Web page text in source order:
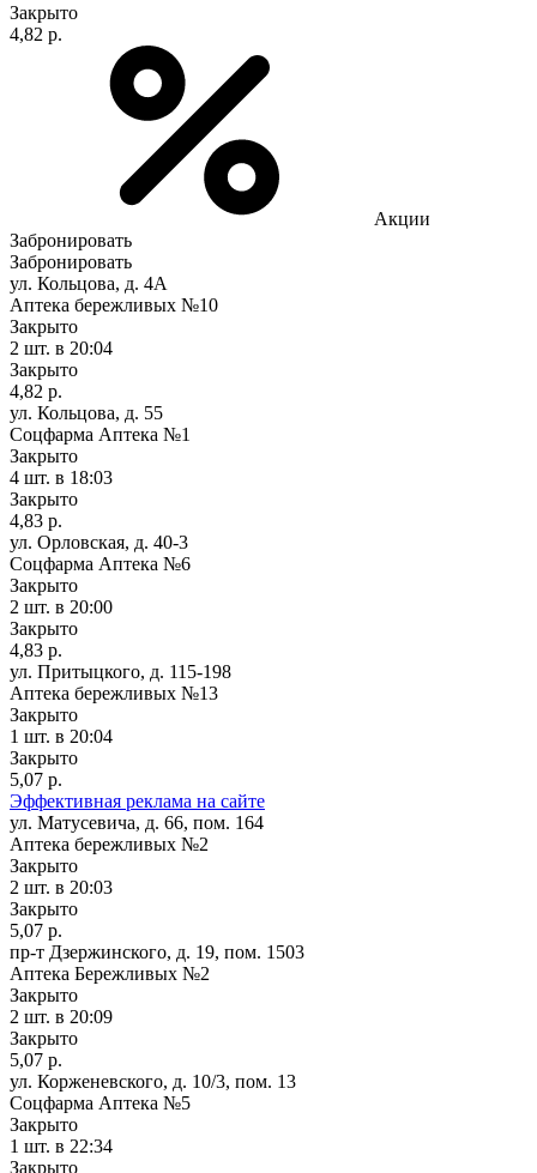
Закрыто
4,82 р.
Акции
Забронировать
Забронировать
ул. Кольцова, д. 4А
Аптека бережливых №10
Закрыто
2 шт. в 20:04
Закрыто
4,82 р.
ул. Кольцова, д. 55
Соцфарма Аптека №1
Закрыто
4 шт. в 18:03
Закрыто
4,83 р.
ул. Орловская, д. 40-3
Соцфарма Аптека №6
Закрыто
2 шт. в 20:00
Закрыто
4,83 р.
ул. Притыцкого, д. 115-198
Аптека бережливых №13
Закрыто
1 шт. в 20:04
Закрыто
5,07 р.
Эффективная реклама на сайте
ул. Матусевича, д. 66, пом. 164
Аптека бережливых №2
Закрыто
2 шт. в 20:03
Закрыто
5,07 р.
пр-т Дзержинского, д. 19, пом. 1503
Аптека Бережливых №2
Закрыто
2 шт. в 20:09
Закрыто
5,07 р.
ул. Корженевского, д. 10/3, пом. 13
Соцфарма Аптека №5
Закрыто
1 шт. в 22:34
Закрыто